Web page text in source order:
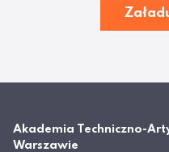
Akademia Techniczno-
Warszawie